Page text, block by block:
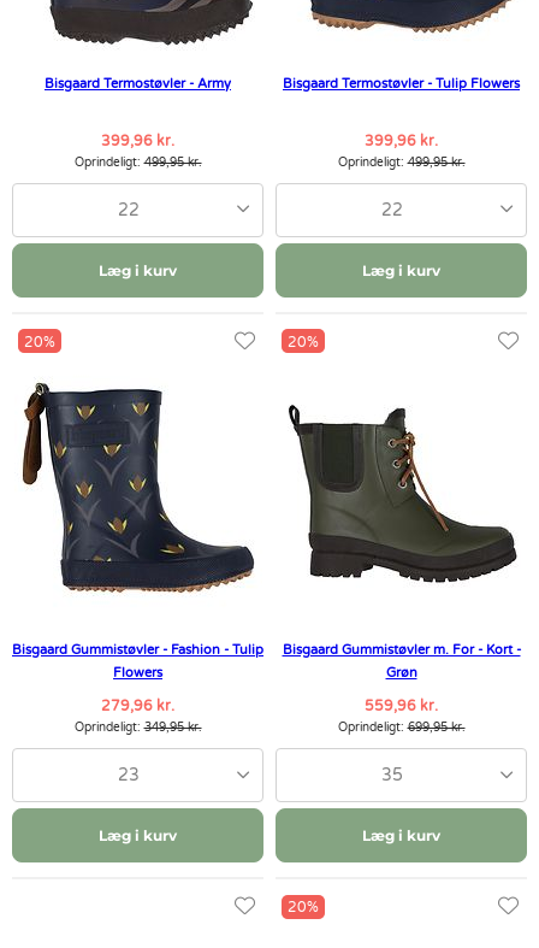
Bisgaard Termostøvler - Army
399,96 kr.
Oprindeligt:499,95 kr.
22
Læg i kurv
Bisgaard Termostøvler - Tulip Flowers
399,96 kr.
Oprindeligt:499,95 kr.
22
Læg i kurv
20%
Bisgaard Gummistøvler - Fashion - Tulip
Flowers
279,96 kr.
Oprindeligt:349,95 kr.
23
Læg i kurv
20%
Bisgaard Gummistøvler m. For - Kort -
Grøn
559,96 kr.
Oprindeligt:699,95 kr.
35
Læg i kurv
20%